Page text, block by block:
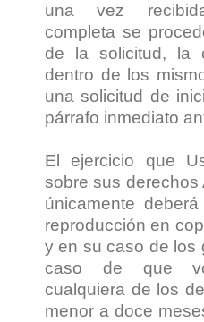
una vez
completa se
de la solicitud, la
dentro de los
una solicitud de
párrafo inmediato
El ejercicio que
sobre sus derechos
únicamente
reproducción en
y en su caso de los
caso de que
cualquiera de los
menor a doce